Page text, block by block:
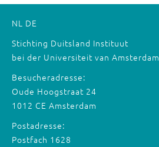
NL DE
Stichting Duitsland Instituut
bei der Universiteit van Amsterdam
Besucheradresse:
Oude Hoogstraat 24
1012 CE Amsterdam
Postadresse:
Postfach 1628